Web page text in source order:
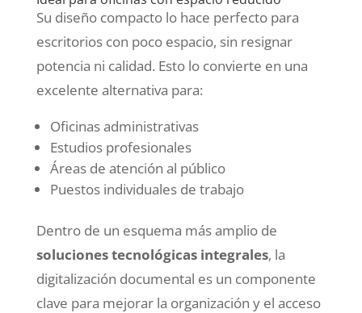
Su diseño compacto lo hace perfecto para
escritorios con poco espacio, sin resignar
potencia ni calidad. Esto lo convierte en una
excelente alternativa para:
Oficinas administrativas
Estudios profesionales
Áreas de atención al público
Puestos individuales de trabajo
Dentro de un esquema más amplio de
soluciones tecnológicas integrales, la
digitalización documental es un componente
clave para mejorar la organización y el acceso